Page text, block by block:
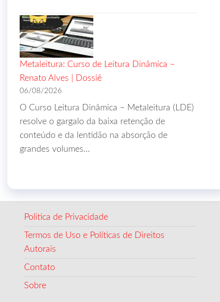
Metaleitura: Curso de Leitura Dinâmica –
Renato Alves | Dossiê
06/08/2026
O Curso Leitura Dinâmica – Metaleitura (LDE)
resolve o gargalo da baixa retenção de
conteúdo e da lentidão na absorção de
grandes volumes…
Politica de Privacidade
Termos de Uso e Políticas de Direitos
Autorais
Contato
Sobre